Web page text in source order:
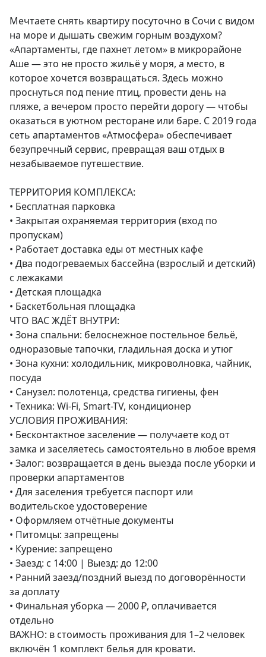
Мечтаете снять квартиру посуточно в Сочи с видом
на море и дышать свежим горным воздухом?
«Апартаменты, где пахнет летом» в микрорайоне
Аше — это не просто жильё у моря, а место, в
которое хочется возвращаться. Здесь можно
проснуться под пение птиц, провести день на
пляже, а вечером просто перейти дорогу — чтобы
оказаться в уютном ресторане или баре. С 2019 года
сеть апартаментов «Атмосфера» обеспечивает
безупречный сервис, превращая ваш отдых в
незабываемое путешествие.
ТЕРРИТОРИЯ КОМПЛЕКСА:
• Бесплатная парковка
• Закрытая охраняемая территория (вход по
пропускам)
• Работает доставка еды от местных кафе
• Два подогреваемых бассейна (взрослый и детский)
с лежаками
• Детская площадка
• Баскетбольная площадка
ЧТО ВАС ЖДЁТ ВНУТРИ:
• Зона спальни: белоснежное постельное бельё,
одноразовые тапочки, гладильная доска и утюг
• Зона кухни: холодильник, микроволновка, чайник,
посуда
• Санузел: полотенца, средства гигиены, фен
• Техника: Wi-Fi, Smart-TV, кондиционер
УСЛОВИЯ ПРОЖИВАНИЯ:
• Бесконтактное заселение — получаете код от
замка и заселяетесь самостоятельно в любое время
• Залог: возвращается в день выезда после уборки и
проверки апартаментов
• Для заселения требуется паспорт или
водительское удостоверение
• Оформляем отчётные документы
• Питомцы: запрещены
• Курение: запрещено
• Заезд: с 14:00 | Выезд: до 12:00
• Ранний заезд/поздний выезд по договорённости
за доплату
• Финальная уборка — 2000 ₽, оплачивается
отдельно
ВАЖНО: в стоимость проживания для 1–2 человек
включён 1 комплект белья для кровати.